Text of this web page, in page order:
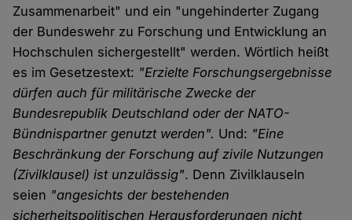
Zusammenarbeit" und ein "ungehinderter Zugang
der Bundeswehr zu Forschung und Entwicklung an
Hochschulen sichergestellt" werden. Wörtlich heißt
es im Gesetzestext: "Erzielte Forschungsergebnisse
dürfen auch für militärische Zwecke der
Bundesrepublik Deutschland oder der NATO-
Bündnispartner genutzt werden". Und: "Eine
Beschränkung der Forschung auf zivile Nutzungen
(Zivilklausel) ist unzulässig". Denn Zivilklauseln
seien "angesichts der bestehenden
sicherheitspolitischen Herausforderungen nicht